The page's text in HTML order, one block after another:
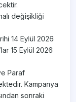
değişikliği
14 Eylül 2026
15 Eylül 2026
Paraf
Kampanya
sonraki